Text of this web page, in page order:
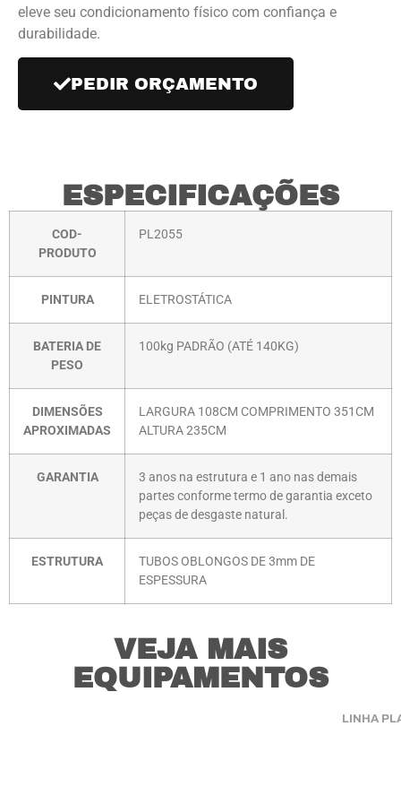
eleve seu condicionamento físico com confiança e
durabilidade.
PEDIR ORÇAMENTO
ESPECIFICAÇÕES
COD-
PRODUTO
PL2055
PINTURA ELETROSTÁTICA
BATERIA DE
PESO
100kg PADRÃO (ATÉ 140KG)
DIMENSÕES
APROXIMADAS
LARGURA 108CM COMPRIMENTO 351CM
ALTURA 235CM
GARANTIA
3 anos na estrutura e 1 ano nas demais
partes conforme termo de garantia exceto
peças de desgaste natural.
ESTRUTURA
TUBOS OBLONGOS DE 3mm DE
ESPESSURA
VEJA MAIS
EQUIPAMENTOS
LINHA